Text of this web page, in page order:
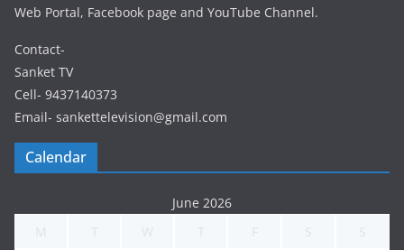
Web Portal, Facebook page and YouTube Channel.
Contact-
Sanket TV
Cell- 9437140373
Email- sankettelevision@gmail.com
Calendar
June 2026